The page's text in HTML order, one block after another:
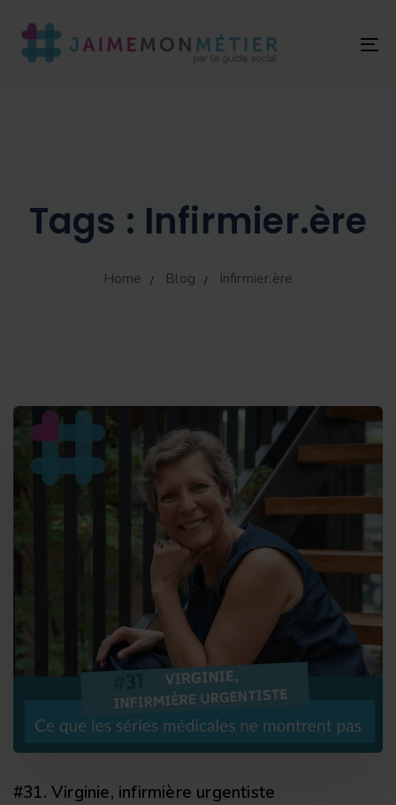
Tags : Infirmier.ère
Home Blog Infirmier.ère
#31. Virginie, infirmière urgentiste